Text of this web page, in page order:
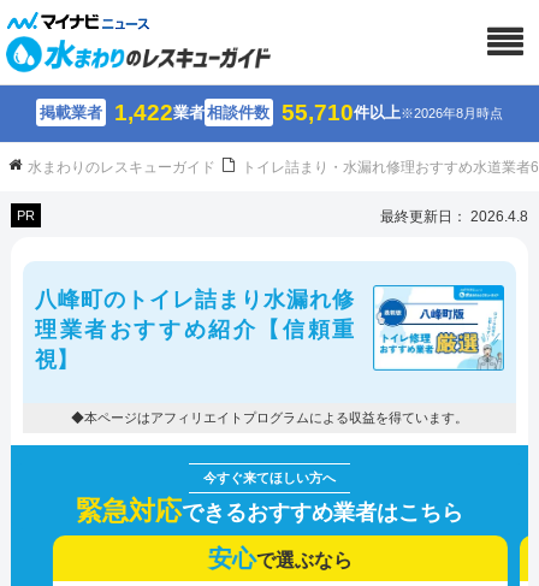
掲載業者 1,422業者相談件数 55,710件以上※2026年8月時点
水まわりのレスキューガイド トイレ詰まり・水漏れ修理おすすめ水道業
PR 最終更新日： 2026.4.8
八峰町のトイレ詰まり水漏れ修
理業者おすすめ紹介【信頼重
視】
◆本ページはアフィリエイトプログラムによる収益を得ています。
緊急対応できるおすすめ業者はこちら
安心で選ぶなら